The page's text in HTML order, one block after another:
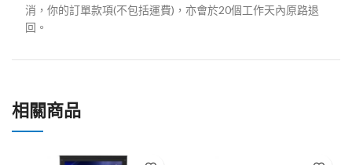
消，你的訂單款項(不包括運費)，亦會於20個工作天內原路退
回。
相關商品